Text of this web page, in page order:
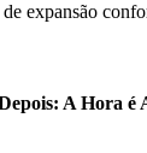
expansão
A Hora é